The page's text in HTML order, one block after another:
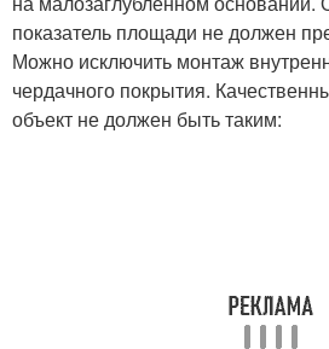
показатель площади не должен
Можно исключить монтаж
чердачного покрытия.
объект не должен быть таким: